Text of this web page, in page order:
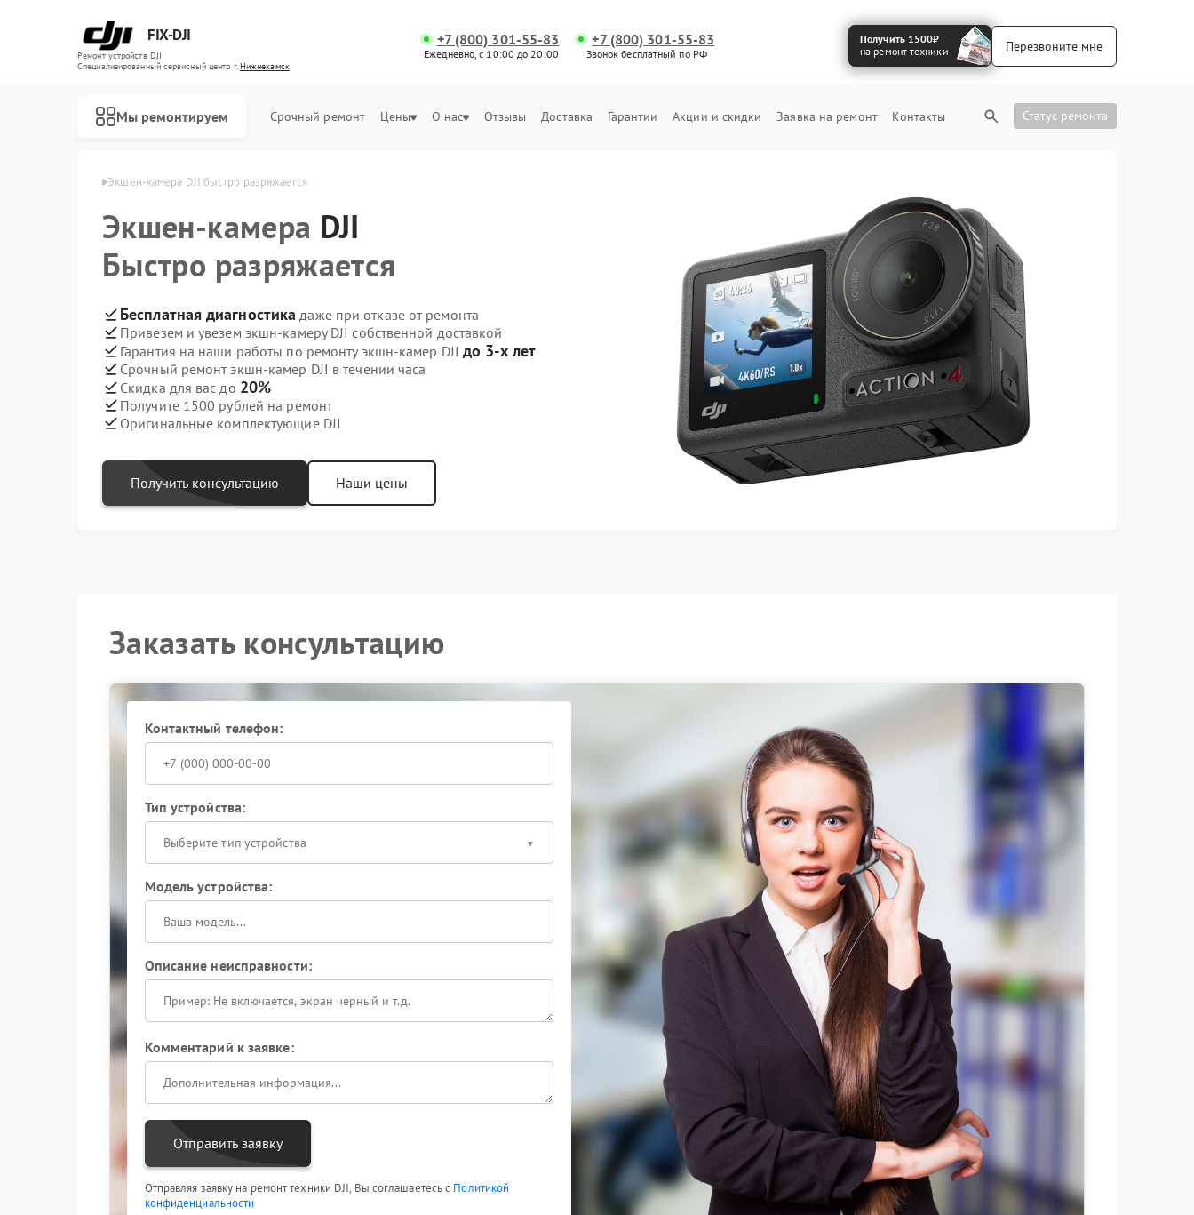
FIX-DJI
Ремонт устройств DJI
Специализированный cервисный центр г.Нижнекамск
+7 (800) 301-55-83
Ежедневно, с 10:00 до 20:00
+7 (800) 301-55-83
Звонок бесплатный по РФ
Получить 1500₽
на ремонт техники
Перезвоните мне
Мы ремонтируем Срочный ремонт Цены О нас Отзывы Доставка Гарантии Акции и скидки Заявка на ремонт Контакты Статус ремонта
DJI в Нижнекамске Экшен-камера DJI быстро разряжается
Экшен-камера DJI
Быстро разряжается
Бесплатная диагностика даже при отказе от ремонта
Привезем и увезем экшн-камеру DJI собственной доставкой
Гарантия на наши работы по ремонту экшн-камер DJI до 3-х лет
Срочный ремонт экшн-камер DJI в течении часа
Скидка для вас до 20%
Получите 1500 рублей на ремонт
Оригинальные комплектующие DJI
Получить консультацию Наши цены
Заказать консультацию
Контактный телефон:
Тип устройства:
Выберите тип устройства
Модель устройства:
Описание неисправности:
Комментарий к заявке:
Отправить заявку
Отправляя заявку на ремонт техники DJI, Вы соглашаетесь с Политикой
конфиденциальности